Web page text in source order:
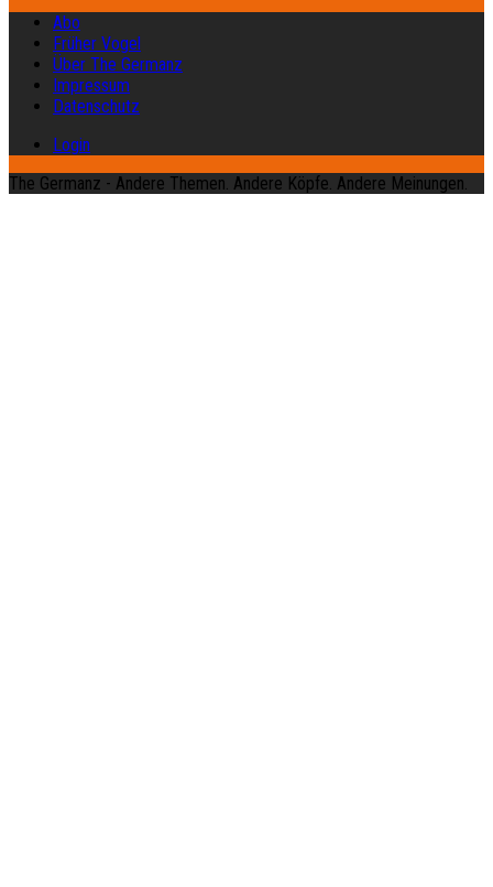
Abo
Früher Vogel
Über The Germanz
Impressum
Datenschutz
Login
The Germanz - Andere Themen. Andere Köpfe. Andere Meinungen.